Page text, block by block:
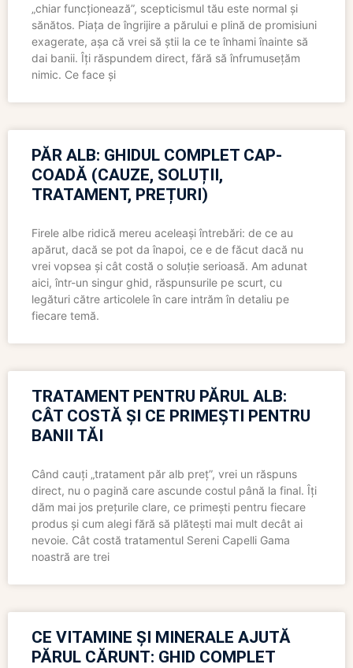
„chiar funcționează”, scepticismul tău este normal și
sănătos. Piața de îngrijire a părului e plină de promisiuni
exagerate, așa că vrei să știi la ce te înhami înainte să
dai banii. Îți răspundem direct, fără să înfrumusețăm
nimic. Ce face și
PĂR ALB: GHIDUL COMPLET CAP-
COADĂ (CAUZE, SOLUȚII,
TRATAMENT, PREȚURI)
Firele albe ridică mereu aceleași întrebări: de ce au
apărut, dacă se pot da înapoi, ce e de făcut dacă nu
vrei vopsea și cât costă o soluție serioasă. Am adunat
aici, într-un singur ghid, răspunsurile pe scurt, cu
legături către articolele în care intrăm în detaliu pe
fiecare temă.
TRATAMENT PENTRU PĂRUL ALB:
CÂT COSTĂ ȘI CE PRIMEȘTI PENTRU
BANII TĂI
Când cauți „tratament păr alb preț”, vrei un răspuns
direct, nu o pagină care ascunde costul până la final. Îți
dăm mai jos prețurile clare, ce primești pentru fiecare
produs și cum alegi fără să plătești mai mult decât ai
nevoie. Cât costă tratamentul Sereni Capelli Gama
noastră are trei
CE VITAMINE ȘI MINERALE AJUTĂ
PĂRUL CĂRUNT: GHID COMPLET